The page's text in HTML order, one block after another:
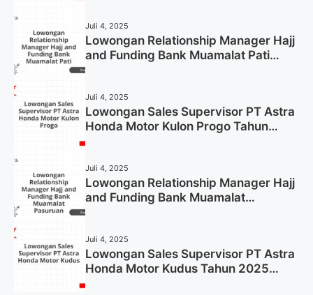
Juli 4, 2025
Lowongan Relationship Manager Hajj
and Funding Bank Muamalat Pati
Juli 4, 2025
Lowongan Sales Supervisor PT Astra
Honda Motor Kulon Progo Tahun
Juli 4, 2025
Lowongan Relationship Manager Hajj
and Funding Bank Muamalat
Juli 4, 2025
Lowongan Sales Supervisor PT Astra
Honda Motor Kudus Tahun 2025